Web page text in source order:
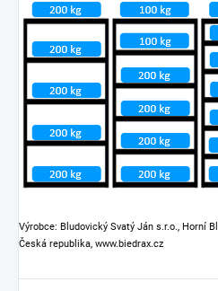
Výrobce: Bludovický Svatý Ján s.r.o., Horní
Česká republika, www.biedrax.cz